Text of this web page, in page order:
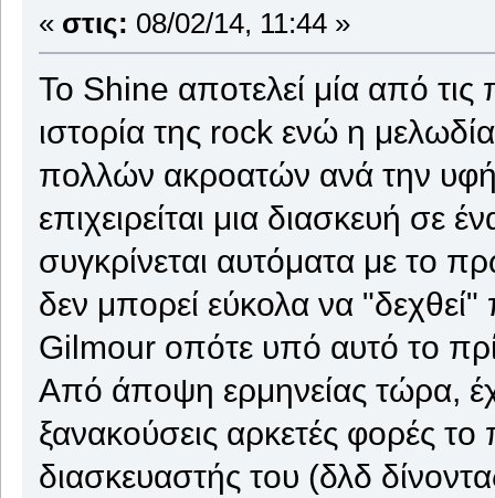
« στις: 08/02/14, 11:44 »
Το Shine αποτελεί μία από τις
ιστορία της rock ενώ η
πολλών ακροατών ανά την
επιχειρείται μια διασκευή σε
συγκρίνεται αυτόματα με το
δεν μπορεί εύκολα να
Gilmour οπότε υπό αυτό το
Από άποψη ερμηνείας τώρα,
ξανακούσεις αρκετές φορές
διασκευαστής του (δλδ